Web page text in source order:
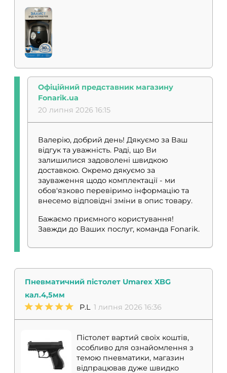
Офіційний представник магазину
Fonarik.ua
20 липня 2026 16:15
Валерію, добрий день! Дякуємо за Ваш
відгук та уважність. Раді, що Ви
залишилися задоволені швидкою
доставкою. Окремо дякуємо за
зауваження щодо комплектації - ми
обов'язково перевіримо інформацію та
внесемо відповідні зміни в опис товару.
Бажаємо приємного користування!
Завжди до Ваших послуг, команда Fonarik.
Пневматичний пістолет Umarex XBG
кал.4,5мм
P.L 1 липня 2026 16:36
Пістолет вартий своїх коштів,
особливо для ознайомлення з
темою пневматики, магазин
відпрацював дуже швидко